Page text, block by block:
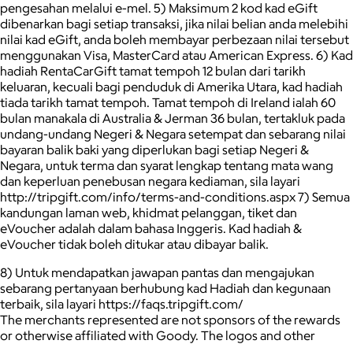
pengesahan melalui e-mel. 5) Maksimum 2 kod kad eGift
dibenarkan bagi setiap transaksi, jika nilai belian anda melebihi
nilai kad eGift, anda boleh membayar perbezaan nilai tersebut
menggunakan Visa, MasterCard atau American Express. 6) Kad
hadiah RentaCarGift tamat tempoh 12 bulan dari tarikh
keluaran, kecuali bagi penduduk di Amerika Utara, kad hadiah
tiada tarikh tamat tempoh. Tamat tempoh di Ireland ialah 60
bulan manakala di Australia & Jerman 36 bulan, tertakluk pada
undang-undang Negeri & Negara setempat dan sebarang nilai
bayaran balik baki yang diperlukan bagi setiap Negeri &
Negara, untuk terma dan syarat lengkap tentang mata wang
dan keperluan penebusan negara kediaman, sila layari
http://tripgift.com/info/terms-and-conditions.aspx 7) Semua
kandungan laman web, khidmat pelanggan, tiket dan
eVoucher adalah dalam bahasa Inggeris. Kad hadiah &
eVoucher tidak boleh ditukar atau dibayar balik.
8) Untuk mendapatkan jawapan pantas dan mengajukan
sebarang pertanyaan berhubung kad Hadiah dan kegunaan
terbaik, sila layari https://faqs.tripgift.com/
The merchants represented are not sponsors of the rewards
or otherwise affiliated with Goody. The logos and other